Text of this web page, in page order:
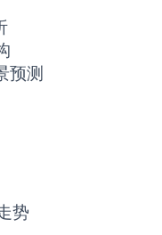
预测
势